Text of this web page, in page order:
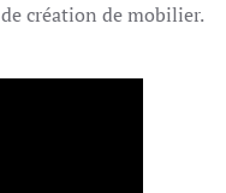
de création de mobilier.